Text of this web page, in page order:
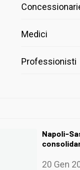
Medici
Professionisti
Napoli-
20 Gen